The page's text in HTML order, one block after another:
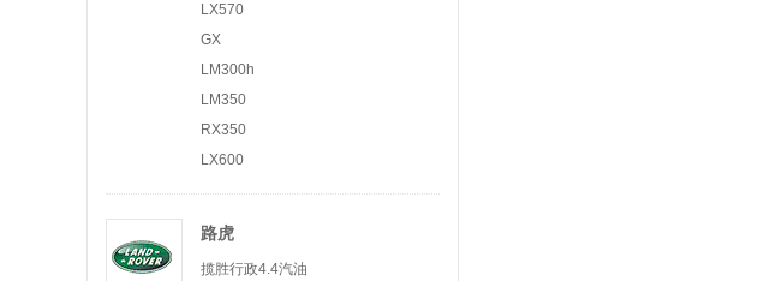
LX570
GX
LM300h
LM350
RX350
LX600
路虎
揽胜行政4.4汽油